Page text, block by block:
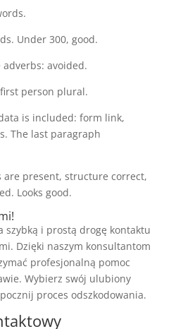
Under 300, good.
avoided.
person plural.
is included: form link,
The last paragraph
are present, structure correct,
Looks good.
szybką i prostą drogę kontaktu
Dzięki naszym konsultantom
profesjonalną pomoc
Wybierz swój ulubiony
proces odszkodowania.